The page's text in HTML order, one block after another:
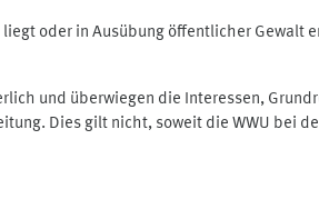
oder in Ausübung öffentlicher Gewalt
und überwiegen die Interessen,
Dies gilt nicht, soweit die WWU bei